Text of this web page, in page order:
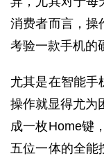
消费者而言，操
考验一款手机的
尤其是在智能手
操作就显得尤为
成一枚Home键
五位一体的全能